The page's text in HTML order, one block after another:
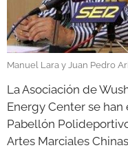
Manuel Lara y Juan Pedro
La Asociación de
Energy Center se
Pabellón
Artes Marciales